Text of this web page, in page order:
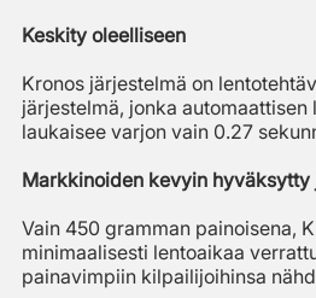
Keskity oleelliseen
Kronos järjestelmä on
järjestelmä, jonka automaattisen
laukaisee varjon vain 0.27
Markkinoiden kevyin hyväksytty
Vain 450 gramman painoisena,
minimaalisesti lentoaikaa
painavimpiin kilpailijoihinsa